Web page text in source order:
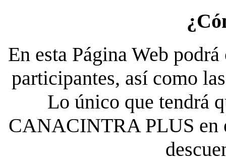
En esta Página Web
participantes, así como
Lo único que tendrá
CANACINTRA PLUS en